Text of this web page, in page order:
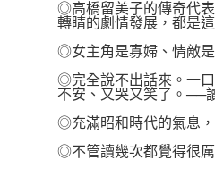
◎高橋留美子的傳奇代
轉睛的劇情發展，都是
◎女主角是寡婦、情敵
◎完全說不出話來。一
不安、又哭又笑了。──
◎充滿昭和時代的氣息
◎不管讀幾次都覺得很